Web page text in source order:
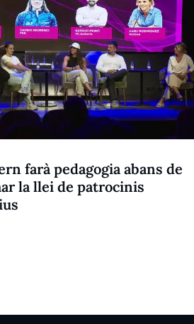
farà pedagogia abans de
la llei de patrocinis